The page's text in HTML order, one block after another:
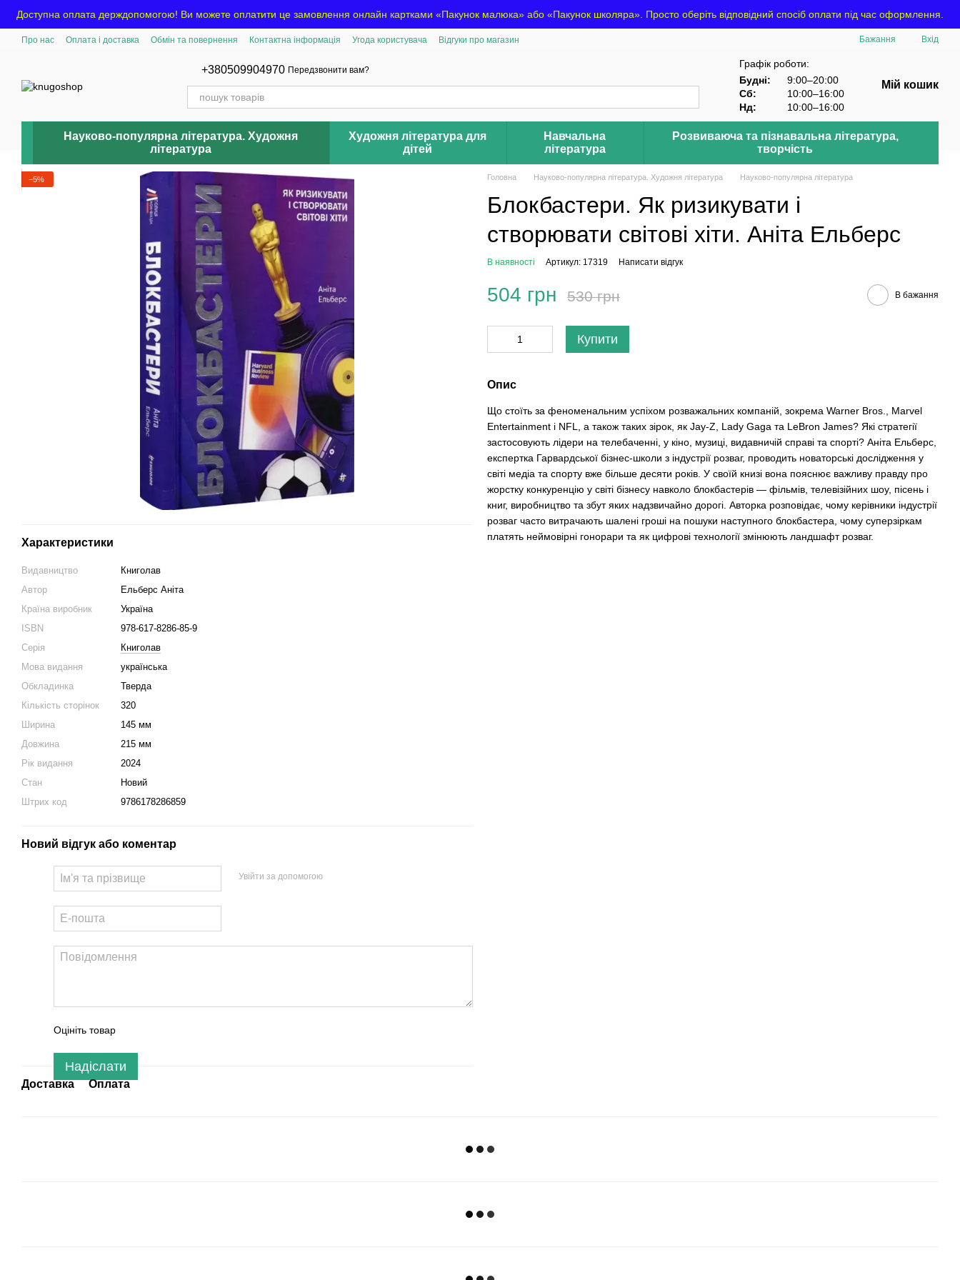
Перейти до основного контенту
Доступна оплата держдопомогою! Ви можете оплатити це замовлення онлайн картками «Пакунок малюка» або «Пакунок школяра». Просто оберіть відповідний спосіб оплати під час оформлення.
Про нас Оплата і доставка Обмін та повернення Контактна інформація Угода користувача Відгуки про магазин Бажання Вхід
+380509904970 Передзвонити вам?
Графік роботи:
Будні:
9:00–20:00
Сб:
10:00–16:00
Нд:
10:00–16:00
Мій кошик
Науково-популярна література. Художня
література
Художня література для
дітей
Навчальна
література
Розвиваюча та пізнавальна література,
творчість
−5%
Характеристики
Видавництво
Книголав
Автор
Ельберс Аніта
Країна виробник
Україна
ISBN
978-617-8286-85-9
Серія
Книголав
Мова видання
українська
Обкладинка
Тверда
Кількість сторінок
320
Ширина
145 мм
Довжина
215 мм
Рік видання
2024
Стан
Новий
Штрих код
9786178286859
Новий відгук або коментар
Увійти за допомогою
Оцініть товар
Надіслати
Доставка Оплата
Головна Науково-популярна література. Художня література Науково-популярна література
Блокбастери. Як ризикувати і
створювати світові хіти. Аніта Ельберс
В наявності Артикул: 17319 Написати відгук
504 грн 530 грн В бажання
Купити
Опис
Що стоїть за феноменальним успіхом розважальних компаній, зокрема Warner Bros., Marvel
Entertainment і NFL, а також таких зірок, як Jay-Z, Lady Gaga та LeBron James? Які стратегії
застосовують лідери на телебаченні, у кіно, музиці, видавничій справі та спорті? Аніта Ельберс,
експертка Гарвардської бізнес-школи з індустрії розваг, проводить новаторські дослідження у
світі медіа та спорту вже більше десяти років. У своїй книзі вона пояснює важливу правду про
жорстку конкуренцію у світі бізнесу навколо блокбастерів — фільмів, телевізійних шоу, пісень і
книг, виробництво та збут яких надзвичайно дорогі. Авторка розповідає, чому керівники індустрії
розваг часто витрачають шалені гроші на пошуки наступного блокбастера, чому суперзіркам
платять неймовірні гонорари та як цифрові технології змінюють ландшафт розваг.